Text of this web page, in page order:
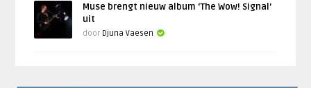
Muse brengt nieuw album ‘The Wow! Signal’
uit
door Djuna Vaesen